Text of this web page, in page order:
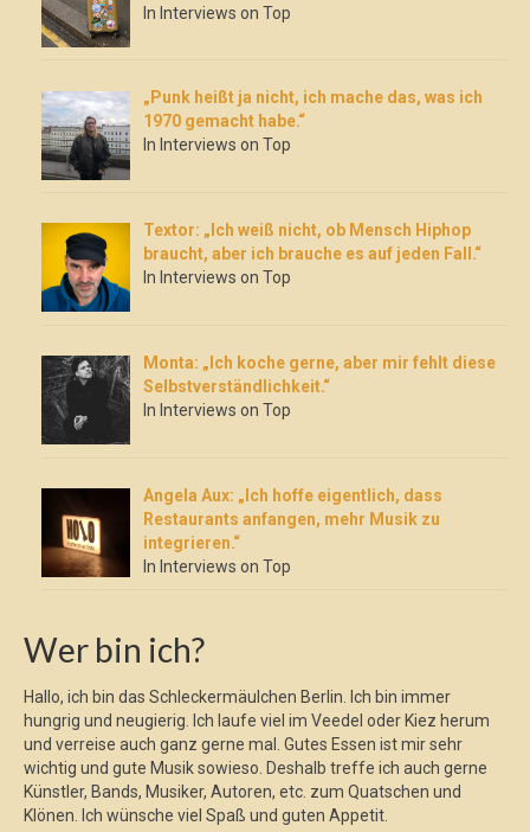
In Interviews on Top
„Punk heißt ja nicht, ich mache das, was ich
1970 gemacht habe.“
In Interviews on Top
Textor: „Ich weiß nicht, ob Mensch Hiphop
braucht, aber ich brauche es auf jeden Fall.“
In Interviews on Top
Monta: „Ich koche gerne, aber mir fehlt diese
Selbstverständlichkeit.“
In Interviews on Top
Angela Aux: „Ich hoffe eigentlich, dass
Restaurants anfangen, mehr Musik zu
integrieren.“
In Interviews on Top
Wer bin ich?
Hallo, ich bin das Schleckermäulchen Berlin. Ich bin immer
hungrig und neugierig. Ich laufe viel im Veedel oder Kiez herum
und verreise auch ganz gerne mal. Gutes Essen ist mir sehr
wichtig und gute Musik sowieso. Deshalb treffe ich auch gerne
Künstler, Bands, Musiker, Autoren, etc. zum Quatschen und
Klönen. Ich wünsche viel Spaß und guten Appetit.